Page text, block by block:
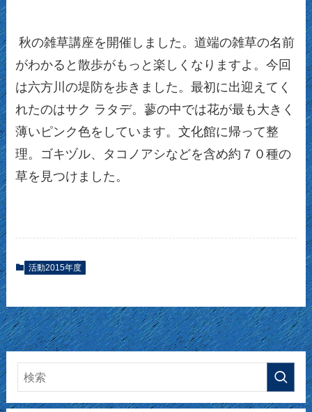
秋の雑草講座を開催しました。道端の雑草の名前
がわかると散歩がもっと楽しくなりますよ。今回
は六方川の堤防を歩きました。最初に出迎えてく
れたのはサク ラタデ。蓼の中では花が最も大きく
薄いピンク色をしています。文化館に帰って整
理。ゴキヅル、タコノアシなどを含め約７０種の
草を見つけました。
活動2015年度